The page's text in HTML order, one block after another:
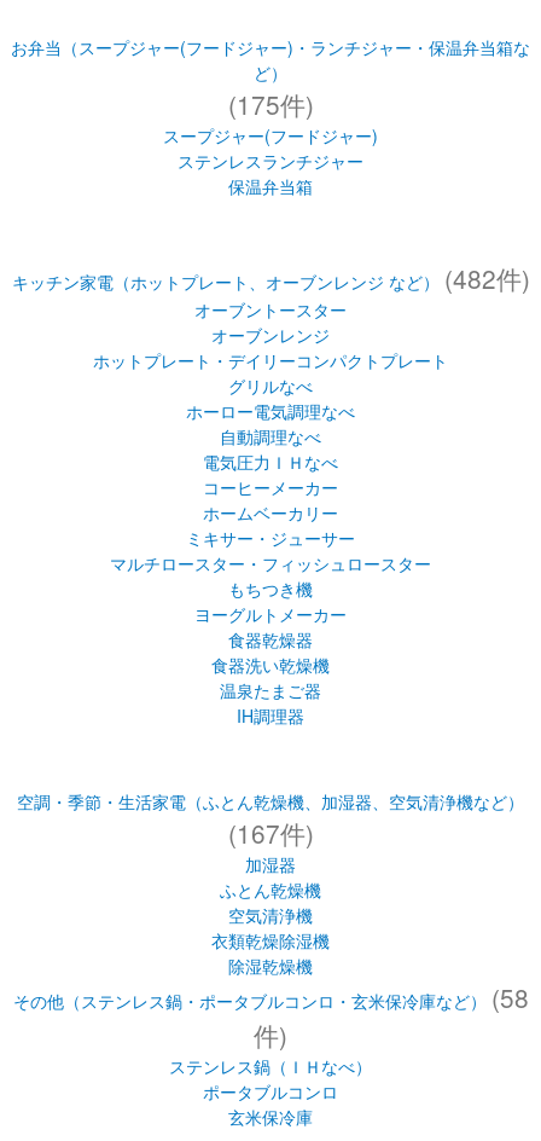
お弁当（スープジャー(フードジャー)・ランチジャー・保温弁当箱な
ど）
(175件)
スープジャー(フードジャー)
ステンレスランチジャー
保温弁当箱
キッチン家電（ホットプレート、オーブンレンジ など） (482件)
オーブントースター
オーブンレンジ
ホットプレート・デイリーコンパクトプレート
グリルなべ
ホーロー電気調理なべ
自動調理なべ
電気圧力ＩＨなべ
コーヒーメーカー
ホームベーカリー
ミキサー・ジューサー
マルチロースター・フィッシュロースター
もちつき機
ヨーグルトメーカー
食器乾燥器
食器洗い乾燥機
温泉たまご器
IH調理器
空調・季節・生活家電（ふとん乾燥機、加湿器、空気清浄機など）
(167件)
加湿器
ふとん乾燥機
空気清浄機
衣類乾燥除湿機
除湿乾燥機
その他（ステンレス鍋・ポータブルコンロ・玄米保冷庫など）
(58
件)
ステンレス鍋（ＩＨなべ）
ポータブルコンロ
玄米保冷庫